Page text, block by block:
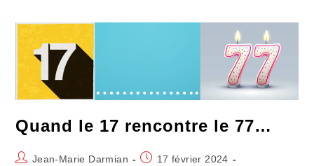
Quand le 17 rencontre le 77…
Auteur/autrice
Jean-Marie Darmian
Publication
17 février 2024